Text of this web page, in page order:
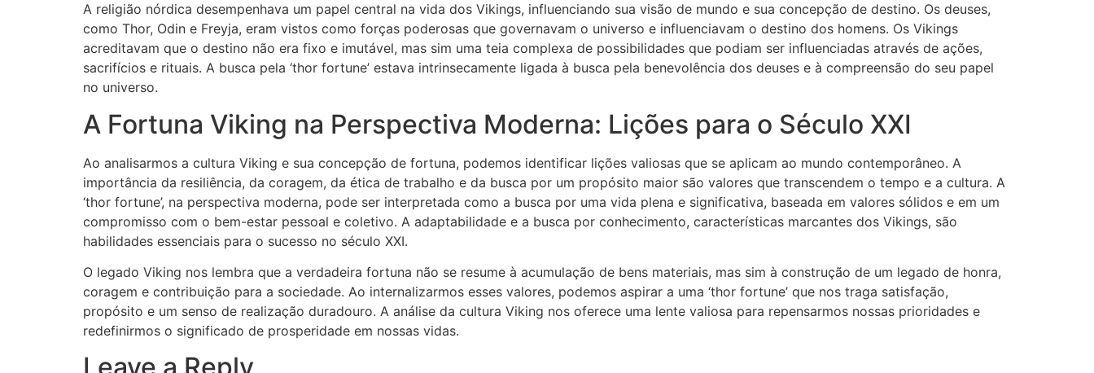
A religião nórdica desempenhava um papel central na vida dos Vikings, influenciando sua visão de mundo e sua concepção de destino. Os deuses,
como Thor, Odin e Freyja, eram vistos como forças poderosas que governavam o universo e influenciavam o destino dos homens. Os Vikings
acreditavam que o destino não era fixo e imutável, mas sim uma teia complexa de possibilidades que podiam ser influenciadas através de ações,
sacrifícios e rituais. A busca pela ‘thor fortune’ estava intrinsecamente ligada à busca pela benevolência dos deuses e à compreensão do seu papel
no universo.
A Fortuna Viking na Perspectiva Moderna: Lições para o Século XXI
Ao analisarmos a cultura Viking e sua concepção de fortuna, podemos identificar lições valiosas que se aplicam ao mundo contemporâneo. A
importância da resiliência, da coragem, da ética de trabalho e da busca por um propósito maior são valores que transcendem o tempo e a cultura. A
‘thor fortune’, na perspectiva moderna, pode ser interpretada como a busca por uma vida plena e significativa, baseada em valores sólidos e em um
compromisso com o bem-estar pessoal e coletivo. A adaptabilidade e a busca por conhecimento, características marcantes dos Vikings, são
habilidades essenciais para o sucesso no século XXI.
O legado Viking nos lembra que a verdadeira fortuna não se resume à acumulação de bens materiais, mas sim à construção de um legado de honra,
coragem e contribuição para a sociedade. Ao internalizarmos esses valores, podemos aspirar a uma ‘thor fortune’ que nos traga satisfação,
propósito e um senso de realização duradouro. A análise da cultura Viking nos oferece uma lente valiosa para repensarmos nossas prioridades e
redefinirmos o significado de prosperidade em nossas vidas.